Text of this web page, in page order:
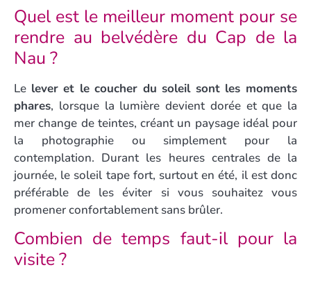
Quel est le meilleur moment pour se
rendre au belvédère du Cap de la
Nau ?
Le lever et le coucher du soleil sont les moments
phares, lorsque la lumière devient dorée et que la
mer change de teintes, créant un paysage idéal pour
la photographie ou simplement pour la
contemplation. Durant les heures centrales de la
journée, le soleil tape fort, surtout en été, il est donc
préférable de les éviter si vous souhaitez vous
promener confortablement sans brûler.
Combien de temps faut-il pour la
visite ?